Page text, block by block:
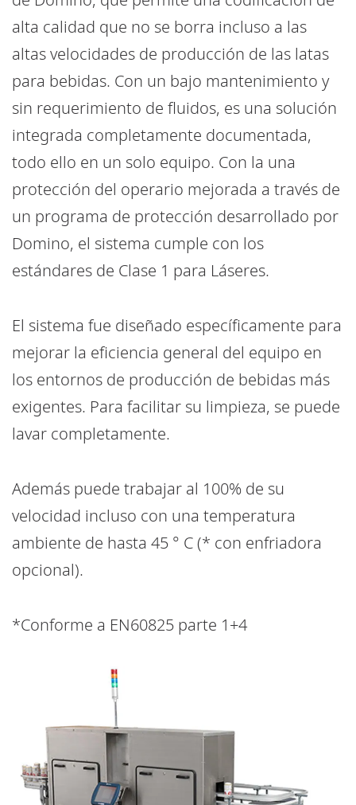
alta calidad que no se borra incluso a las
altas velocidades de producción de las latas
para bebidas. Con un bajo mantenimiento y
sin requerimiento de fluidos, es una solución
integrada completamente documentada,
todo ello en un solo equipo. Con la una
protección del operario mejorada a través de
un programa de protección desarrollado por
Domino, el sistema cumple con los
estándares de Clase 1 para Láseres.
El sistema fue diseñado específicamente para
mejorar la eficiencia general del equipo en
los entornos de producción de bebidas más
exigentes. Para facilitar su limpieza, se puede
lavar completamente.
Además puede trabajar al 100% de su
velocidad incluso con una temperatura
ambiente de hasta 45 ° C (* con enfriadora
opcional).
*Conforme a EN60825 parte 1+4